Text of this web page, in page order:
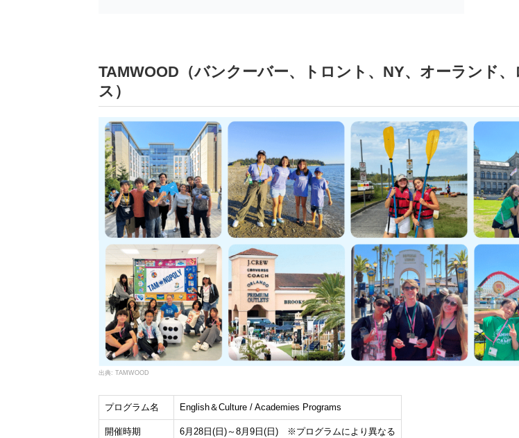
TAMWOOD（バンクーバー、トロント、NY、オーランド
ス）
TAMWOOD
プログラム名 English＆Culture / Academies Programs
開催時期 6月28日(日)～8月9日(日) ※プログラムにより異なる